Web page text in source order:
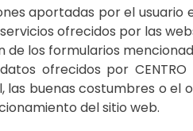
aportadas por el usuario
ofrecidos por las
los formularios
ofrecidos por CENTRO
las buenas costumbres o
del sitio web.